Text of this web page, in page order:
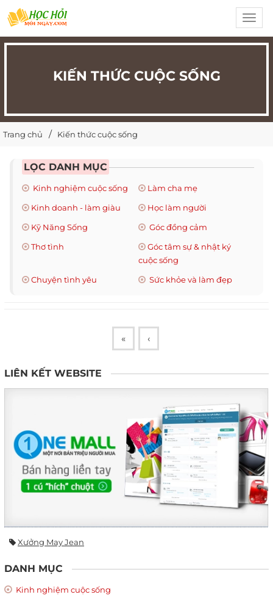
KIẾN THỨC CUỘC SỐNG
Trang chủ Kiến thức cuộc sống
LỌC DANH MỤC
Kinh nghiệm cuộc sống
Làm cha mẹ
Kinh doanh - làm giàu
Học làm người
Kỹ Năng Sống
Góc đồng cảm
Thơ tình
Góc tâm sự & nhật ký
cuộc sống
Chuyện tình yêu
Sức khỏe và làm đẹp
« ‹
LIÊN KẾT WEBSITE
Xưởng May Jean
DANH MỤC
Kinh nghiệm cuộc sống